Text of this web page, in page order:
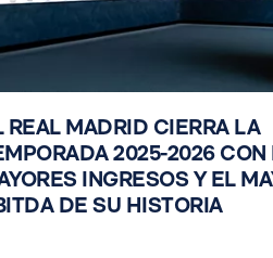
REAL MADRID CIERRA LA
2025-2026 CON
INGRESOS Y EL
DE SU HISTORIA